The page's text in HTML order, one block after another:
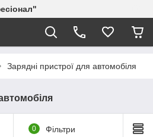
Зарядні пристрої для автомобіля
0 Фільтри